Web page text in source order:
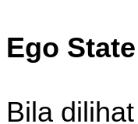
Ego
Bila